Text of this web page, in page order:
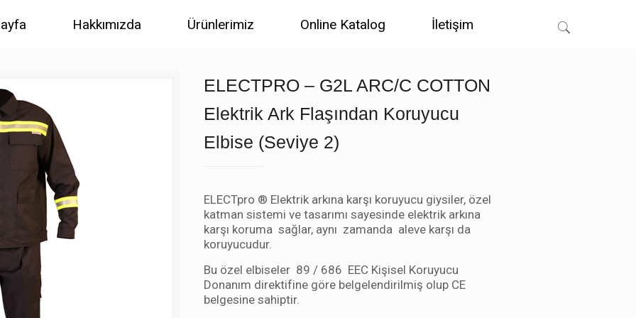
Hakkımızda Ürünlerimiz Online Katalog İletişim
ELECTPRO – G2L ARC/C COTTON
Elektrik Ark Flaşından Koruyucu
Elbise (Seviye 2)
ELECTpro ® Elektrik arkına karşı koruyucu giysiler, özel
katman sistemi ve tasarımı sayesinde elektrik arkına
karşı koruma sağlar, aynı zamanda aleve karşı da
koruyucudur.
Bu özel elbiseler 89 / 686 EEC Kişisel Koruyucu
Donanım direktifine göre belgelendirilmiş olup CE
belgesine sahiptir.